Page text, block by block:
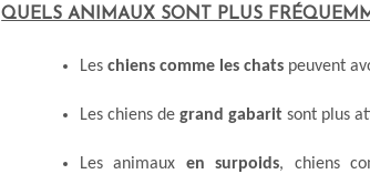
QUELS ANIMAUX SONT PLUS
Les chiens comme les chatspeuvent
Les chiens de grand gabarit sont plus
Les animaux en surpoids, chiens